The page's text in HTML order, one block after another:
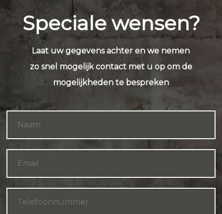
Speciale wensen?
Laat uw gegevens achter en we nemen
zo snel mogelijk contact met u op om de
mogelijkheden te bespreken